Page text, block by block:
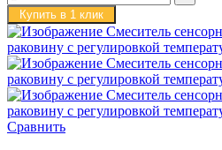
Купить в 1 клик
Сравнить